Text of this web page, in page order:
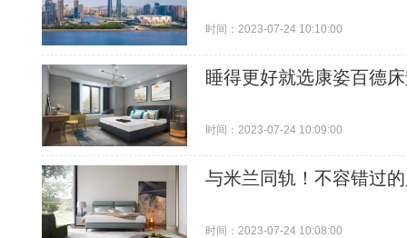
时间：2023-07-24 10:10:00
睡得更好就选康姿百德
时间：2023-07-24 10:09:00
与米兰同轨！不容错过
时间：2023-07-24 10:08:00